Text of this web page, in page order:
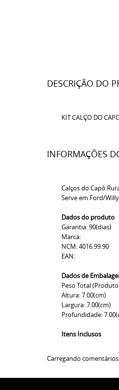
DESCRIÇÃO DO
KIT CALÇO DO
INFORMAÇÕES
Calços do Capô
Serve em Ford/
Dados do produto
Garantia: 90(dias)
Marca:
NCM: 4016.99.90
EAN:
Dados de
Peso Total
Altura: 7.00(cm)
Largura: 7.00(cm)
Profundidade:
Itens Inclusos
Carregando comentários